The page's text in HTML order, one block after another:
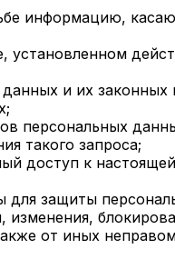
информацию,
установленном
и их законных
персональных
такого запроса;
доступ к
для защиты
от иных